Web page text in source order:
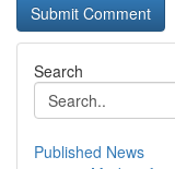
Search
Published News